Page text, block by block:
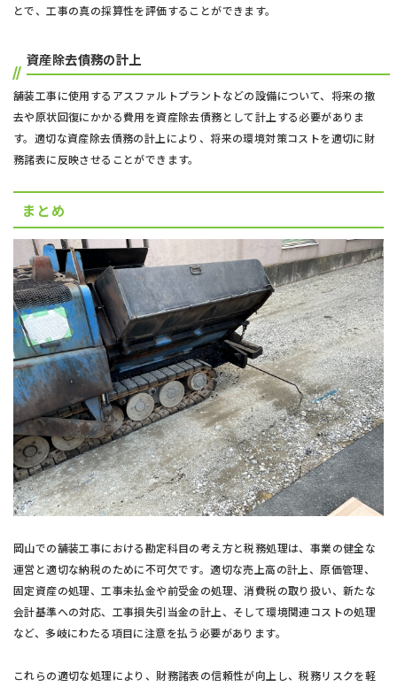
とで、工事の真の採算性を評価することができます。
資産除去債務の計上
舗装工事に使用するアスファルトプラントなどの設備について、将来の撤
去や原状回復にかかる費用を資産除去債務として計上する必要がありま
す。適切な資産除去債務の計上により、将来の環境対策コストを適切に財
務諸表に反映させることができます。
まとめ
岡山での舗装工事における勘定科目の考え方と税務処理は、事業の健全な
運営と適切な納税のために不可欠です。適切な売上高の計上、原価管理、
固定資産の処理、工事未払金や前受金の処理、消費税の取り扱い、新たな
会計基準への対応、工事損失引当金の計上、そして環境関連コストの処理
など、多岐にわたる項目に注意を払う必要があります。
これらの適切な処理により、財務諸表の信頼性が向上し、税務リスクを軽